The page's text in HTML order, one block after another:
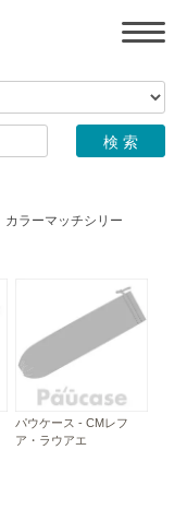
カラーマッチシリー
パウケース - CMレフ
ア・ラウアエ